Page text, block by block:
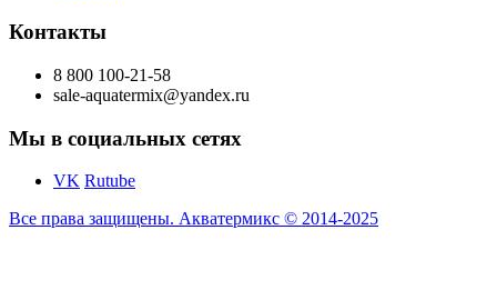
Контакты
8 800 100-21-58
sale-aquatermix@yandex.ru
Мы в социальных сетях
VK Rutube
Все права защищены. Акватермикс © 2014-2025